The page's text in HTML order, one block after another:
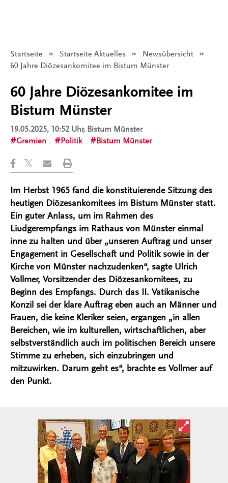
Startseite Startseite Aktuelles
Newsübersicht
Angezeigt:
60 Jahre Diözesankomitee im Bistum Münster
60 Jahre Diözesankomitee im
Bistum Münster
19.05.2025, 10:52 Uhr, Bistum Münster
Gremien
Politik Bistum Münster
Im Herbst 1965 fand die konstituierende Sitzung des
heutigen Diözesankomitees im Bistum Münster statt.
Ein guter Anlass, um im Rahmen des
Liudgerempfangs im Rathaus von Münster einmal
inne zu halten und über „unseren Auftrag und unser
Engagement in Gesellschaft und Politik sowie in der
Kirche von Münster nachzudenken“, sagte Ulrich
Vollmer, Vorsitzender des Diözesankomitees, zu
Beginn des Empfangs. Durch das II. Vatikanische
Konzil sei der klare Auftrag eben auch an Männer und
Frauen, die keine Kleriker seien, ergangen „in allen
Bereichen, wie im kulturellen, wirtschaftlichen, aber
selbstverständlich auch im politischen Bereich unsere
Stimme zu erheben, sich einzubringen und
mitzuwirken. Darum geht es“, brachte es Vollmer auf
den Punkt.
Bild in